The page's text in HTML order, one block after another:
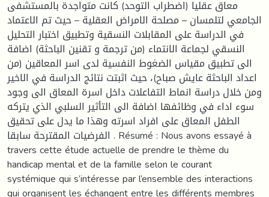
معاق عقليا (اضطراب التوحد) كانت متواجدة بالمستشفى
الجامعي لتلمسان – مصلحة الامراض العقلية – حيث تم الاعتماد
في الدراسة على المقابلات النسقية وتطبيق اختبار التحليل
النسقي لجماعة الانتماء (من ترجمة و تقنين الباحثة) اضافة
الى تطبيق مقياس الضغوط النفسية لدى اسر المعاقين (من
اعداد الباحثة عايش صباح)، حيث اثبتت نتائج الدراسة في الاخير
ومن خلال دراسة انماط التفاعلات داخل اسرة المعاق الى وجود
سوء اداء في وظائفها اضافة الى التأثير السلبي الذي يتركه
الطفل المعاق على افراد اسرته وهذا ما يدل على تحقيق
الفرضيات المقترحة سابقا . Résumé : Nous avons essayé à
travers cette étude actuelle de prendre le thème du
handicap mental et de la famille selon le courant
systémique qui s’intéresse par l’ensemble des interactions
qui organisent les échangent entre les différents membres